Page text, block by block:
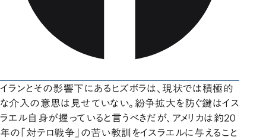
イランとその影響下にあるヒズボラは、現状では積極的
な介入の意思は見せていない。紛争拡大を防ぐ鍵はイス
ラエル自身が握っていると言うべきだが、アメリカは約20
年の「対テロ戦争」の苦い教訓をイスラエルに与えること